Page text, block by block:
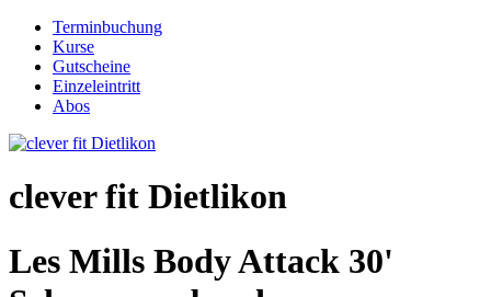
Terminbuchung
Kurse
Gutscheine
Einzeleintritt
Abos
clever fit Dietlikon
Les Mills Body Attack 30'